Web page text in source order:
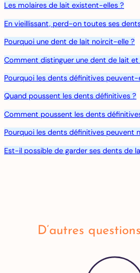
Les molaires de lait existent-elles ?
En vieillissant, perd-on toutes ses
Pourquoi une dent de lait noircit-elle ?
Comment distinguer une dent de lait
Pourquoi les dents définitives
Quand poussent les dents définitives ?
Comment poussent les dents
Pourquoi les dents définitives peuvent
Est-il possible de garder ses dents de
D’autres